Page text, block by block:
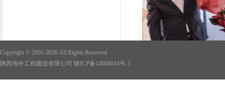
Copyright © 2001-2050 All Rights Reserved
陕西海外工程建设有限公司 陕ICP备14008034号-1